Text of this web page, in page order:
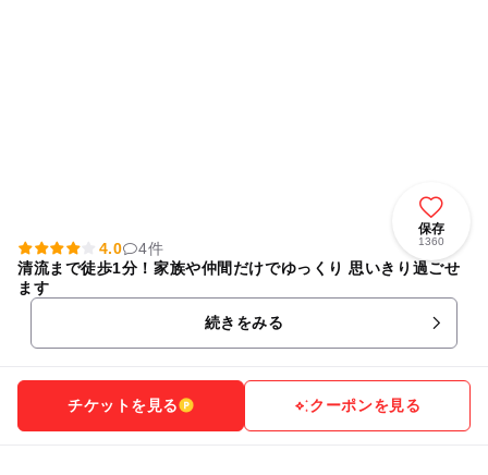
保存
1360
4.0
4件
清流まで徒歩1分！家族や仲間だけでゆっくり 思いきり過ごせ
ます
続きをみる
チケットを見る クーポンを見る